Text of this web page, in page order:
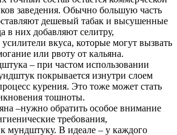
заведения. Обычно большую часть
дешевый табак и высушенные
в них добавляют селитру,
вкуса, которые могут вызвать
или рвоту от кальяна.
– при частом использовании
покрывается изнутри слоем
курения. Это тоже может стать
тошноты.
–нужно обратить особое внимание
требования,
мундштуку. В идеале – у каждого